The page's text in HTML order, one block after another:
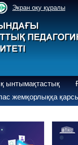
Экран оқу құралы
ынтымақтастық
жемқорлыққа